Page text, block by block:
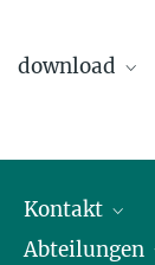
download
Kontakt
Abteilungen